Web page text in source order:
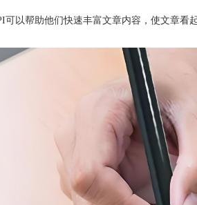
以帮助他们快速丰富文章内容，使文章看